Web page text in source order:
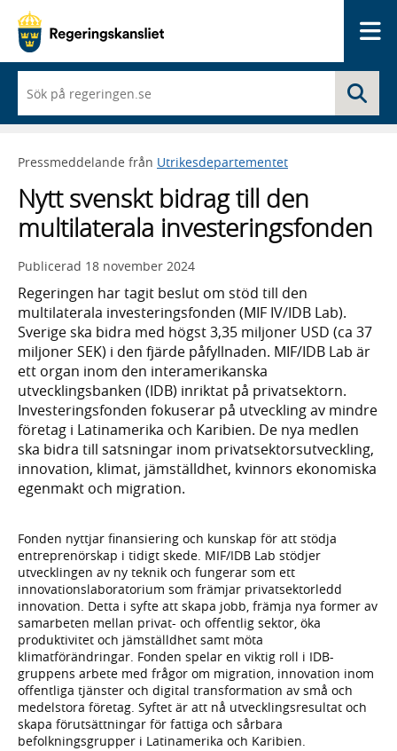
du
börjar
skriva
framträder
lista
med
sökförslag
Pressmeddelande från Utrikesdepartementet
Nytt svenskt bidrag till den
multilaterala investeringsfonden
Publicerad 18 november 2024
Regeringen har tagit beslut om stöd till den
multilaterala investeringsfonden (MIF IV/IDB Lab).
Sverige ska bidra med högst 3,35 miljoner USD (ca 37
miljoner SEK) i den fjärde påfyllnaden. MIF/IDB Lab är
ett organ inom den interamerikanska
utvecklingsbanken (IDB) inriktat på privatsektorn.
Investeringsfonden fokuserar på utveckling av mindre
företag i Latinamerika och Karibien. De nya medlen
ska bidra till satsningar inom privatsektorsutveckling,
innovation, klimat, jämställdhet, kvinnors ekonomiska
egenmakt och migration.
Fonden nyttjar finansiering och kunskap för att stödja
entreprenörskap i tidigt skede. MIF/IDB Lab stödjer
utvecklingen av ny teknik och fungerar som ett
innovationslaboratorium som främjar privatsektorledd
innovation. Detta i syfte att skapa jobb, främja nya former av
samarbeten mellan privat- och offentlig sektor, öka
produktivitet och jämställdhet samt möta
klimatförändringar. Fonden spelar en viktig roll i IDB-
gruppens arbete med frågor om migration, innovation inom
offentliga tjänster och digital transformation av små och
medelstora företag. Syftet är att nå utvecklingsresultat och
skapa förutsättningar för fattiga och sårbara
befolkningsgrupper i Latinamerika och Karibien.